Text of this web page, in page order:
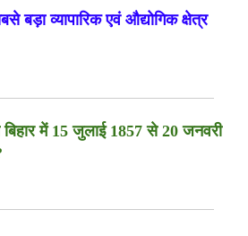
बड़ा व्यापारिक एवं औद्योगिक क्षेत्र
बिहार में 15 जुलाई 1857 से 20 जनवरी